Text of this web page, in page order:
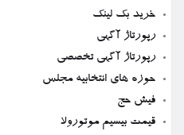
خرید بک لینک
رپورتاژ آگهی
رپورتاژ آگهی تخصصی
حوزه های انتخابیه مجلس
فیش حج
قیمت بیسیم موتورولا